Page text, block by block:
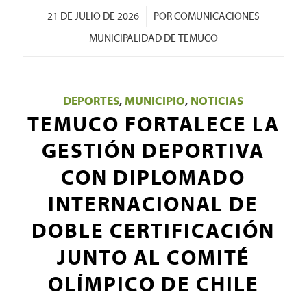
21 DE JULIO DE 2026
/ PORCOMUNICACIONES
MUNICIPALIDAD DE TEMUCO
DEPORTES, MUNICIPIO, NOTICIAS
TEMUCO FORTALECE LA
GESTIÓN DEPORTIVA
CON DIPLOMADO
INTERNACIONAL DE
DOBLE CERTIFICACIÓN
JUNTO AL COMITÉ
OLÍMPICO DE CHILE